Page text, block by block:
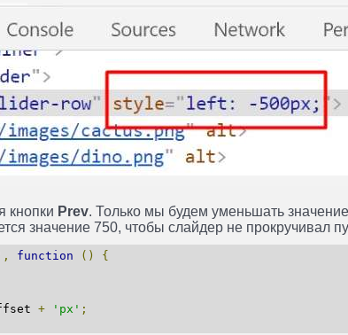
кнопки Prev. Только мы будем уменьшать значение
значение 750, чтобы слайдер не прокручивал
, function ()
{
+ 'px' ;